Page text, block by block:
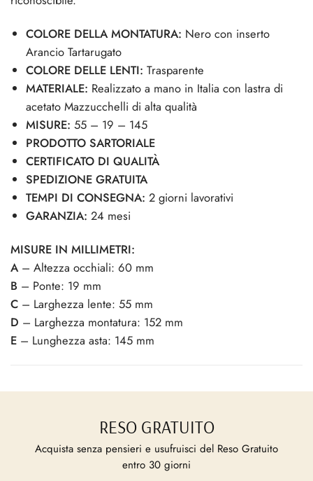
COLORE DELLA MONTATURA: Nero con inserto
Arancio Tartarugato
COLORE DELLE LENTI: Trasparente
MATERIALE: Realizzato a mano in Italia con lastra di
acetato Mazzucchelli di alta qualità
MISURE: 55 – 19 – 145
PRODOTTO SARTORIALE
CERTIFICATO DI QUALITÀ
SPEDIZIONE GRATUITA
TEMPI DI CONSEGNA: 2 giorni lavorativi
GARANZIA: 24 mesi
MISURE IN MILLIMETRI:
A– Altezza occhiali: 60 mm
B – Ponte: 19 mm
C – Larghezza lente: 55 mm
D – Larghezza montatura: 152 mm
E – Lunghezza asta: 145 mm
RESO GRATUITO
Acquista senza pensieri e usufruisci del Reso Gratuito
entro 30 giorni